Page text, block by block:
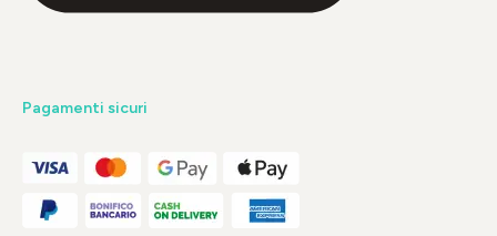
Pagamenti sicuri